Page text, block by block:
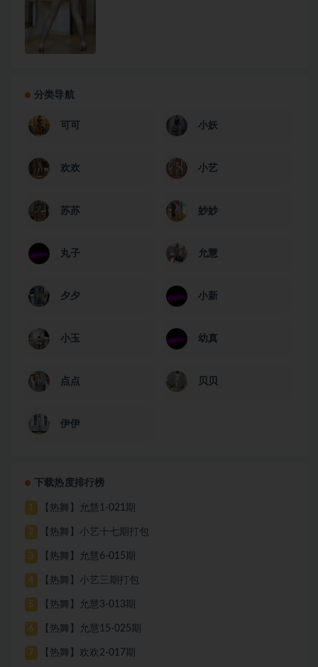
分类导航
可可 小妖
欢欢 小艺
苏苏 妙妙
丸子 允慧
夕夕 小新
小玉 幼真
点点 贝贝
伊伊
下载热度排行榜
1 【热舞】允慧1-021期
2 【热舞】小艺十七期打包
3 【热舞】允慧6-015期
4 【热舞】小艺三期打包
5 【热舞】允慧3-013期
6 【热舞】允慧15-025期
7 【热舞】欢欢2-017期